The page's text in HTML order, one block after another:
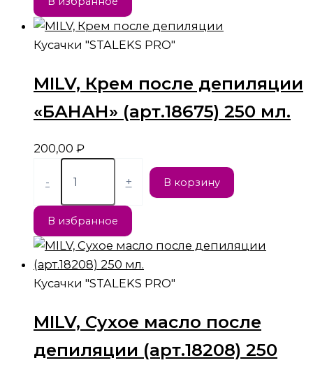
Кусачки "STALEKS PRO"
MILV, Крем после депиляции
«БАНАН» (арт.18675) 250 мл.
200,00 ₽
- + В корзину
В избранное
Кусачки "STALEKS PRO"
MILV, Сухое масло после
депиляции (арт.18208) 250